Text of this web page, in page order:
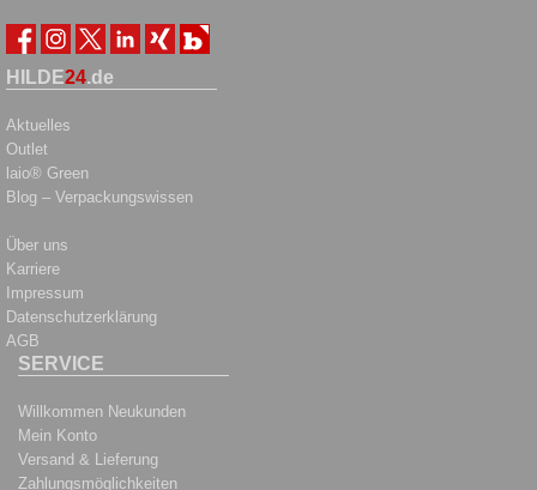
HILDE24.de
Aktuelles
Outlet
laio® Green
Blog – Verpackungswissen
Über uns
Karriere
Impressum
Datenschutzerklärung
AGB
SERVICE
Willkommen Neukunden
Mein Konto
Versand & Lieferung
Zahlungsmöglichkeiten